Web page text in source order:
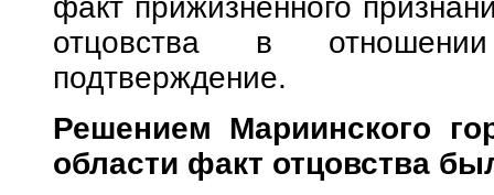
факт прижизненного
отцовства в
подтверждение.
Решением Мариинского
области факт отцовства